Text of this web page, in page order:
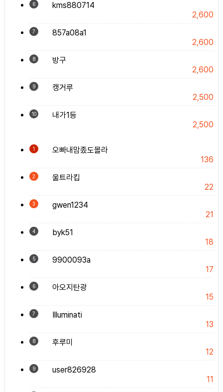
6
kms880714
2,600
7
857a08a1
2,600
8
방구
2,600
9
캥거루
2,500
10
내가1등
2,500
1
오빠내맘좄도몰라
136
2
울트라킵
22
3
gwen1234
21
4
byk51
18
5
9900093a
17
6
아오지탄광
15
7
Illuminati
13
8
후루미
12
9
user826928
11